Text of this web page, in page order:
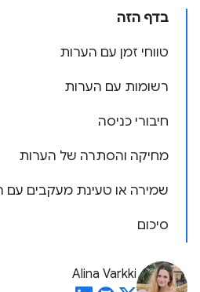
בדף הזה
טווחי זמן עם הערות
רשומות עם הערות
חיבורי כניסה
מחיקה והסתרה של הערות
שמירה או טעינת מעקבים עם
סיכום
Alina Varkki